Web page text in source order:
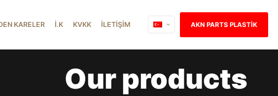
KARELER İ.K KVKK İLETİŞİM AKN PARTS PLASTİK
Our products